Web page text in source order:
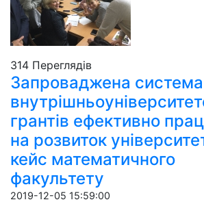
314 Пере­гля­дів
Запроваджена система
грантів ефективно
на розвиток
кейс математичного
факультету
2019-12-05 15:59:00